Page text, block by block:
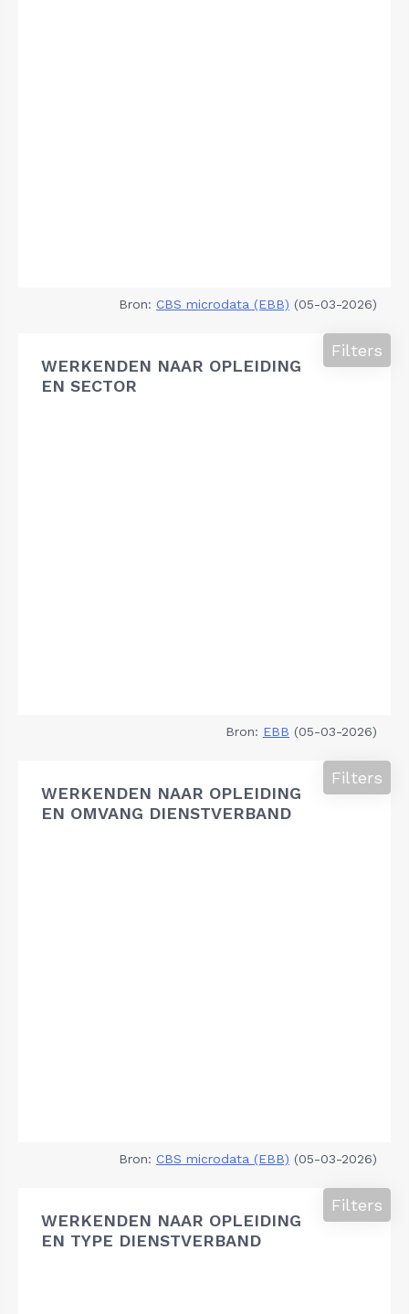
Bron: CBS microdata (EBB) (05-03-2026)
WERKENDEN NAAR OPLEIDING
EN SECTOR
Filters
Bron: EBB (05-03-2026)
WERKENDEN NAAR OPLEIDING
EN OMVANG DIENSTVERBAND
Filters
Bron: CBS microdata (EBB) (05-03-2026)
WERKENDEN NAAR OPLEIDING
EN TYPE DIENSTVERBAND
Filters